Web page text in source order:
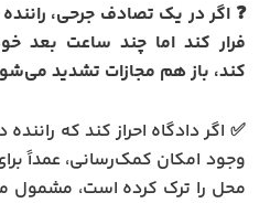
❓ اگر در یک تصادف جرحی،
فرار کند اما چند ساعت بعد
کند، باز هم مجازات تشدید
✅ اگر دادگاه احراز کند که راننده
وجود امکان کمک‌رسانی، عمداً